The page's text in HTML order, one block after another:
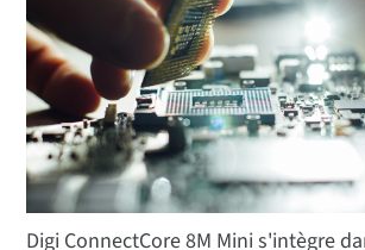
Digi ConnectCore 8M Mini s'intègre